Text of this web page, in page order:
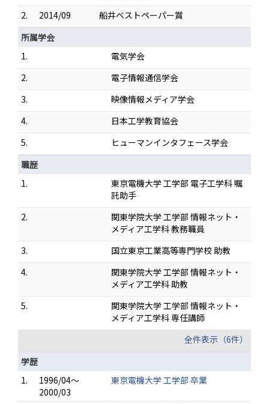
2.
2014/09
船井ベストペーパー賞
所属学会
1.
電気学会
2.
電子情報通信学会
3.
映像情報メディア学会
4.
日本工学教育協会
5.
ヒューマンインタフェース学会
職歴
1.
東京電機大学 工学部 電子工学科 嘱
託助手
2.
関東学院大学 工学部 情報ネット・
メディア工学科 教務職員
3.
国立東京工業高等専門学校 助教
4.
関東学院大学 工学部 情報ネット・
メディア工学科 助教
5.
関東学院大学 工学部 情報ネット・
メディア工学科 専任講師
全件表示（6件）
学歴
1.
1996/04～
2000/03
東京電機大学 工学部 卒業